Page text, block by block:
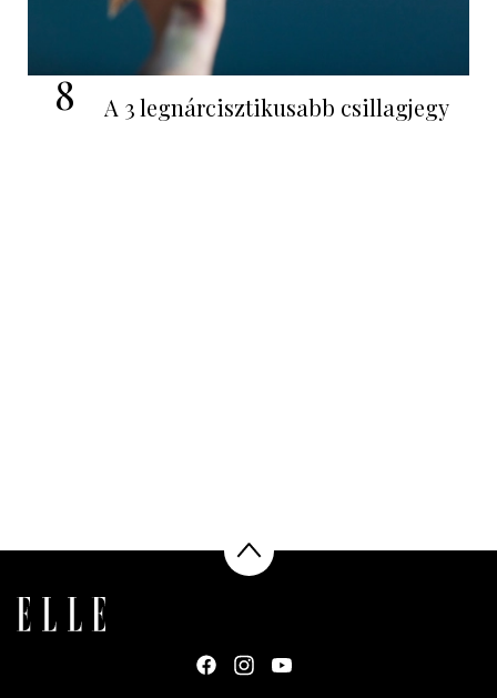
8 A 3 legnárcisztikusabb csillagjegy